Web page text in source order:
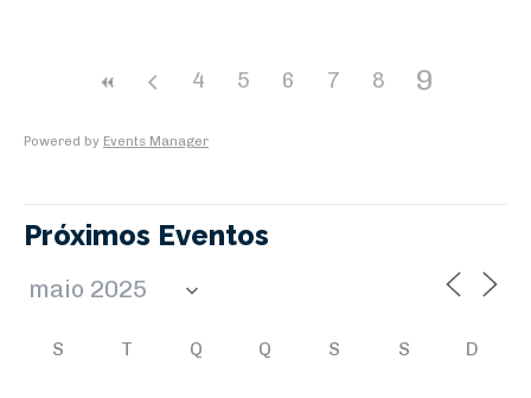
4 5 6 7 8 9
Powered by Events Manager
Próximos Eventos
S T Q Q S S D